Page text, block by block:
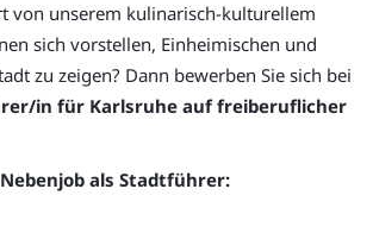
von unserem kulinarisch-kulturellem
sich vorstellen, Einheimischen und
zu zeigen? Dann bewerben Sie sich bei
in für Karlsruhe auf freiberuflicher
als Stadtführer: